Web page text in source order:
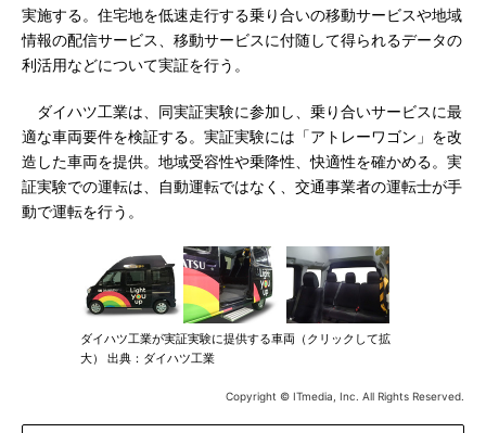
実施する。住宅地を低速走行する乗り合いの移動サービスや地域
情報の配信サービス、移動サービスに付随して得られるデータの
利活用などについて実証を行う。
ダイハツ工業は、同実証実験に参加し、乗り合いサービスに最
適な車両要件を検証する。実証実験には「アトレーワゴン」を改
造した車両を提供。地域受容性や乗降性、快適性を確かめる。実
証実験での運転は、自動運転ではなく、交通事業者の運転士が手
動で運転を行う。
ダイハツ工業が実証実験に提供する車両（クリックして拡
大） 出典：ダイハツ工業
Copyright © ITmedia, Inc. All Rights Reserved.